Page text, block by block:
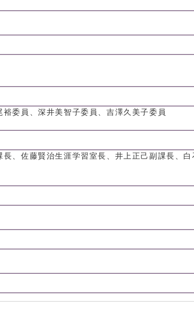
委員、深井美智子委員、吉澤久美子委員
、佐藤賢治生涯学習室長、井上正己副課長、